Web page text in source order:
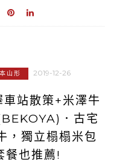
山形 2019-12-26
車站散策+米澤牛
．古宅
，獨立榻榻米包
餐也推薦!